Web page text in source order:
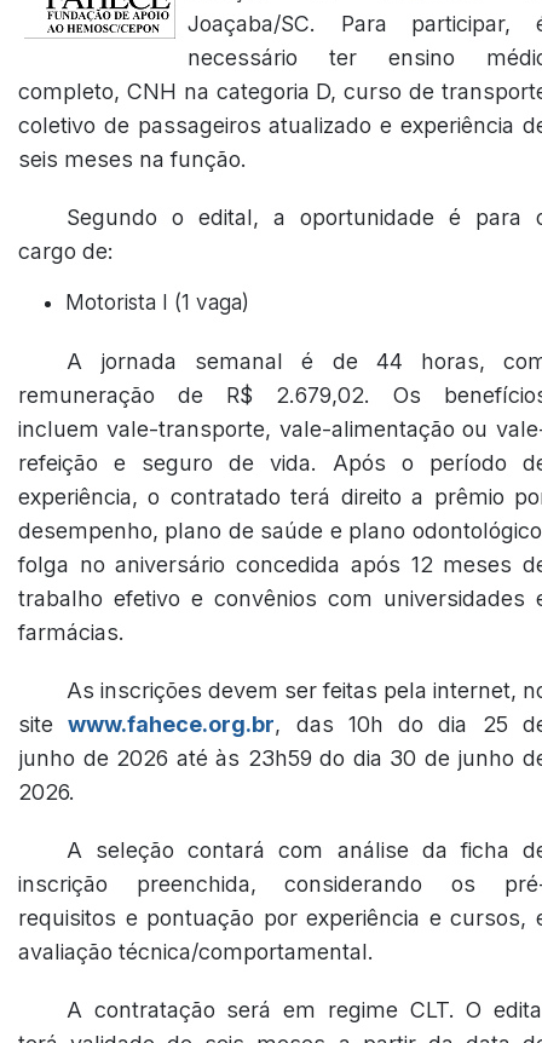
Joaçaba/SC. Para participar,
necessário ter ensino
completo, CNH na categoria D, curso de
coletivo de passageiros atualizado e experiência
seis meses na função.
Segundo o edital, a oportunidade é para
cargo de:
Motorista I (1 vaga)
A jornada semanal é de 44 horas,
remuneração de R$ 2.679,02. Os
incluem vale-transporte, vale-alimentação ou
refeição e seguro de vida. Após o período
experiência, o contratado terá direito a prêmio
desempenho, plano de saúde e plano
folga no aniversário concedida após 12 meses
trabalho efetivo e convênios com universidades
farmácias.
As inscrições devem ser feitas pela internet,
sitewww.fahece.org.br, das 10h do dia 25
junho de 2026 até às 23h59 do dia 30 de junho
2026.
A seleção contará com análise da ficha
inscrição preenchida, considerando os
requisitos e pontuação por experiência e cursos,
avaliação técnica/comportamental.
A contratação será em regime CLT. O